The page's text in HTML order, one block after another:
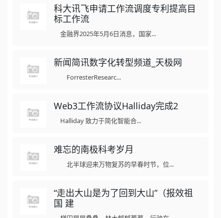
科大讯飞申请工作流调度专利提高目
标工作流
金融界2025年5月6日消息，国家...
新闻简讯数字化转型频道_天极网
ForresterResearc...
Web3工作流协议Halliday完成2
Halliday 致力于简化智能合...
难忘的南极科考岁月
北半球迎来万物复苏的早春时节，位...
“走出大山是为了回到大山”（报效祖
国 建